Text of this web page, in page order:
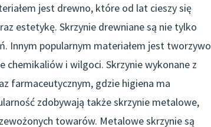
jest drewno, które od lat cieszy się
estetykę. Skrzynie drewniane są nie tylko
Innym popularnym materiałem jest tworzywo
chemikaliów i wilgoci. Skrzynie wykonane z
farmaceutycznym, gdzie higiena ma
zdobywają także skrzynie metalowe,
towarów. Metalowe skrzynie są